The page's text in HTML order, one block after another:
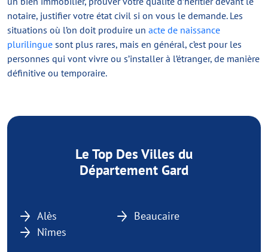
notaire, justifier votre état civil si on vous le demande. Les
situations où l’on doit produire un acte de naissance
plurilingue sont plus rares, mais en général, c’est pour les
personnes qui vont vivre ou s’installer à l’étranger, de manière
définitive ou temporaire.
Le Top Des Villes du
Département Gard
Alès
Beaucaire
Nîmes